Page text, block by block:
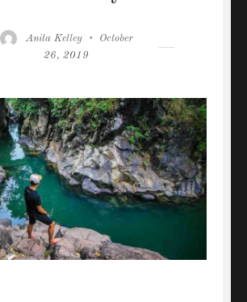
Author
Anita Kelley
Posted
October
26, 2019